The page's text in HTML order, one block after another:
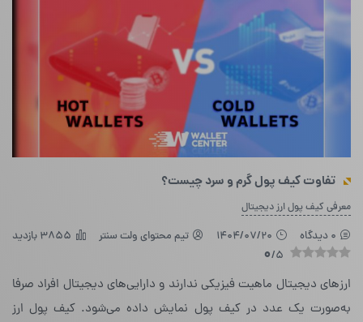
تفاوت‌ کیف پول گرم و سرد چیست؟
معرفی کیف پول ارز دیجیتال
0 دیدگاه 1404/07/20 تیم محتوای ولت سنتر 3855 بازدید
0/5
ارزهای دیجیتال ماهیت فیزیکی ندارند و دارایی‌های دیجیتال افراد صرفا
به‌صورت یک عدد در کیف پول نمایش داده می‌شود. کیف پول ارز